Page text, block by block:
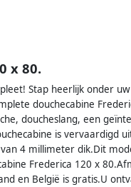
x 80.
Stap heerlijk onder
douchecabine
doucheslang, een
is vervaardigd
4 millimeter dik.Dit
Frederica 120 x
en België is gratis.U